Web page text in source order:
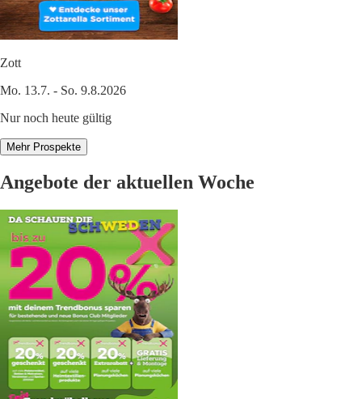
Zott
Mo. 13.7. - So. 9.8.2026
Nur noch heute gültig
Mehr Prospekte
Angebote der aktuellen Woche